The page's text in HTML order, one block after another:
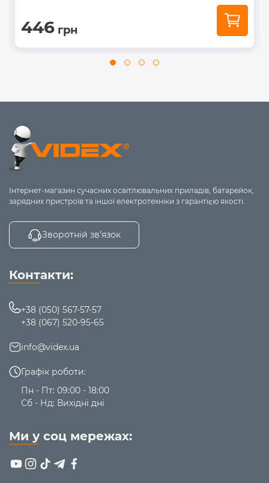
446 грн
Інтернет-магазин сучасних освітлювальних приладів, батарейок,
зарядних пристроїв та іншої електротехніки з гарантією якості.
Зворотній зв’язок
Контакти:
+38 (050) 567-57-57
+38 (067) 520-95-65
info@videx.ua
Графік роботи:
Пн - Пт: 09:00 - 18:00
Сб - Нд: Вихідні дні
Ми у соц мережах: